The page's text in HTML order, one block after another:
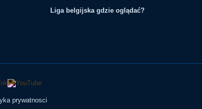
Liga belgijska gdzie oglądać?
prywatnosci